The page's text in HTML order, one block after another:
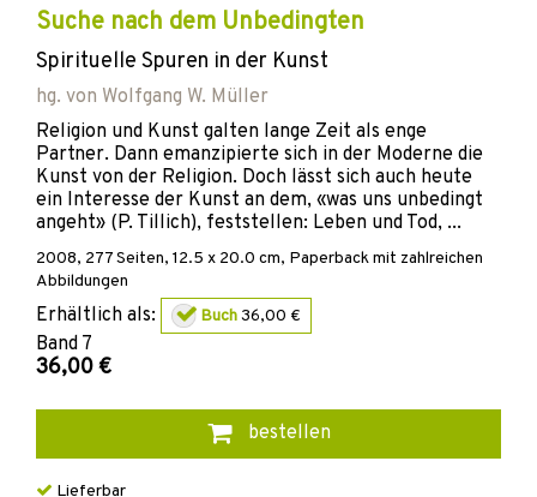
Suche nach dem Unbedingten
Spirituelle Spuren in der Kunst
hg. von Wolfgang W. Müller
Religion und Kunst galten lange Zeit als enge
Partner. Dann emanzipierte sich in der Moderne die
Kunst von der Religion. Doch lässt sich auch heute
ein Interesse der Kunst an dem, «was uns unbedingt
angeht» (P. Tillich), feststellen: Leben und Tod, ...
2008, 277Seiten, 12.5 x 20.0 cm, Paperbackmit zahlreichen
Abbildungen
Erhältlich als: Buch36,00 €
Band 7
36,00 €
bestellen
Lieferbar